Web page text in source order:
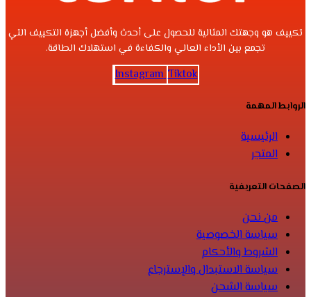
تكييف هو وجهتك المثالية للحصول على أحدث وأفضل أجهزة التكييف التي
تجمع بين الأداء العالي والكفاءة في استهلاك الطاقة.
Instagram Tiktok
الروابط المهمة
الرئيسية
المتجر
الصفحات التعريفية
من نحن
سياسة الخصوصية
الشروط والأحكام
سياسة الاستبدال والإسترجاع
سياسة الشحن